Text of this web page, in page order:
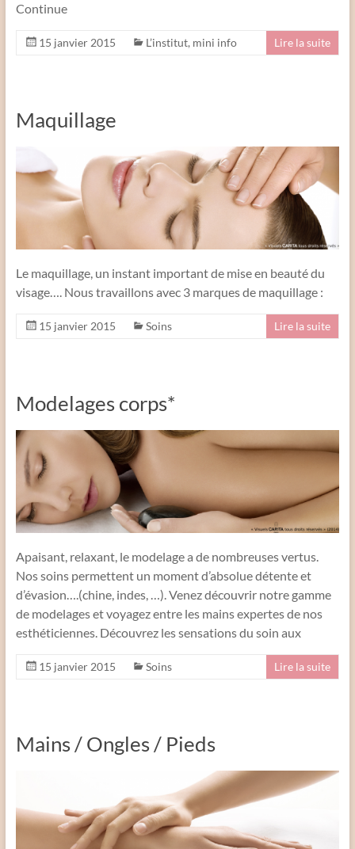
Continue
15 janvier 2015 L’institut, mini info Lire la suite
Maquillage
Le maquillage, un instant important de mise en beauté du
visage…. Nous travaillons avec 3 marques de maquillage :
15 janvier 2015 Soins Lire la suite
Modelages corps*
Apaisant, relaxant, le modelage a de nombreuses vertus.
Nos soins permettent un moment d’absolue détente et
d’évasion….(chine, indes, …). Venez découvrir notre gamme
de modelages et voyagez entre les mains expertes de nos
esthéticiennes. Découvrez les sensations du soin aux
15 janvier 2015 Soins Lire la suite
Mains / Ongles / Pieds